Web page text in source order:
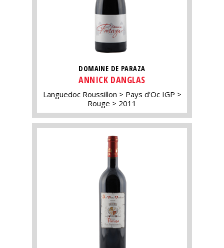
DOMAINE DE PARAZA
ANNICK DANGLAS
Languedoc Roussillon
Pays d'Oc IGP
Rouge
2011